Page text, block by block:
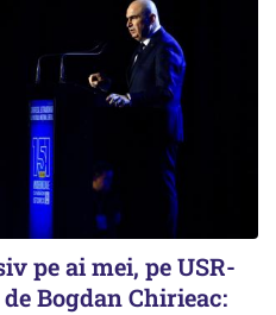
pe ai mei, pe USR-
Bogdan Chirieac: